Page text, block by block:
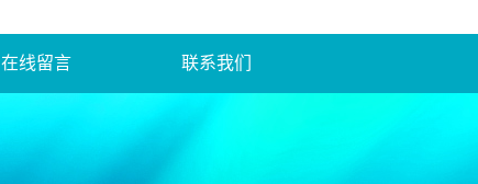
在线留言 联系我们